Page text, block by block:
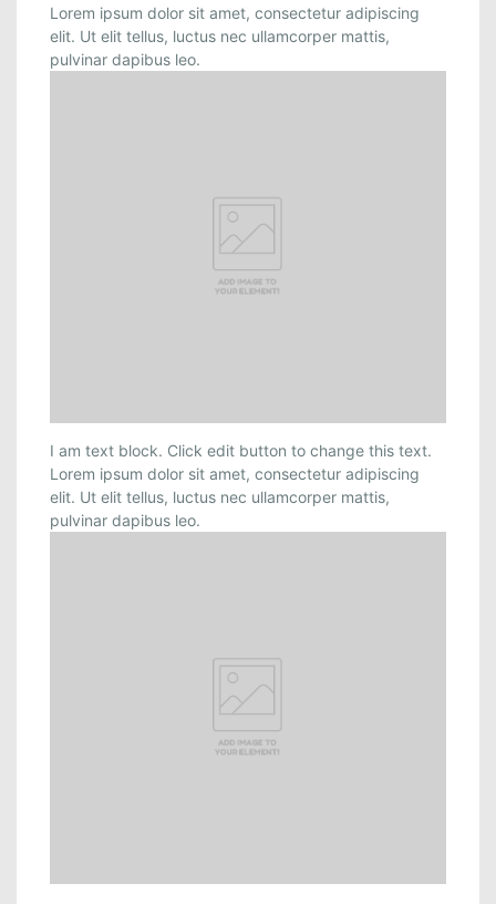
Lorem ipsum dolor sit amet, consectetur adipiscing
elit. Ut elit tellus, luctus nec ullamcorper mattis,
pulvinar dapibus leo.
I am text block. Click edit button to change this text.
Lorem ipsum dolor sit amet, consectetur adipiscing
elit. Ut elit tellus, luctus nec ullamcorper mattis,
pulvinar dapibus leo.